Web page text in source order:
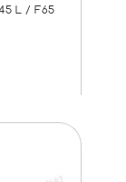
L / F65